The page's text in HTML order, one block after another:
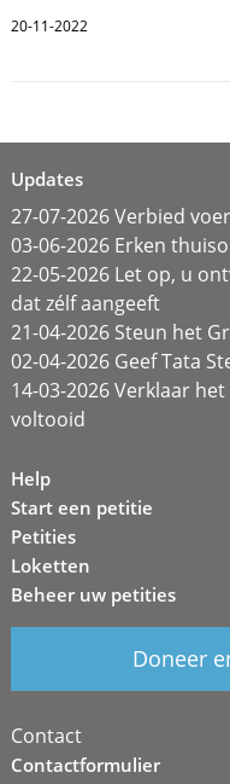
20-11-2022
Updates
27-07-2026 Verbied
03-06-2026 Erken
22-05-2026 Let op, u
dat zélf aangeeft
21-04-2026 Steun het
02-04-2026 Geef Tata
14-03-2026 Verklaar
voltooid
Help
Start een petitie
Petities
Loketten
Beheer uw petities
Doneer
Contact
Contactformulier